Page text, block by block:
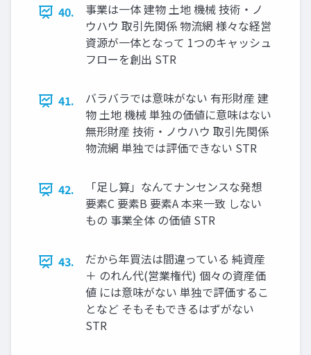
40.
事業は一体 建物 土地 機械 技術・ノ
ウハウ 取引先関係 物流網 様々な経営
資源が一体となって 1つのキャッシュ
フローを創出 STR
41.
バラバラでは意味がない 有形財産 建
物 土地 機械 単独の価値に意味はない
無形財産 技術・ノウハウ 取引先関係
物流網 単独では評価できない STR
42.
「足し算」なんてナンセンスな発想
要素C 要素B 要素A 本来一致 しない
もの 事業全体 の価値 STR
43.
だから年買法は間違っている 純資産
＋ のれん代(営業権代) 個々の資産価
値 には意味がない 単独で評価するこ
となど そもそもできるはずがない
STR